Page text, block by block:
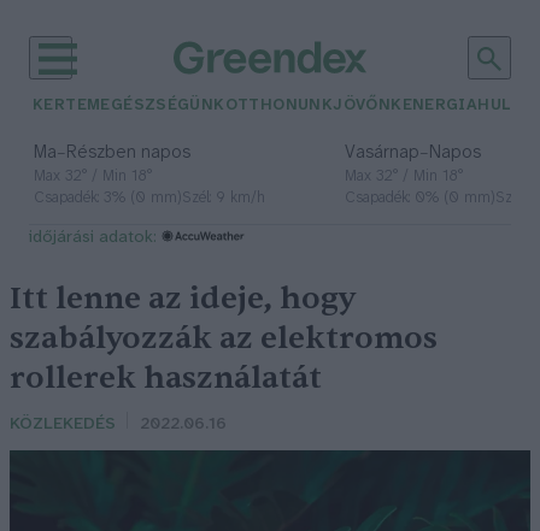
KERTEM EGÉSZSÉGÜNK OTTHONUNKJÖVŐNK ENERGIA
Ma– Részben napos
Max 32° / Min 18°
Csapadék: 3% (0 mm)Szél: 9 km/h
Vasárnap– Napos
Max 32° / Min 18°
Csapadék: 0% (0 mm)Szél:
időjárási adatok:
Itt lenne az ideje, hogy
szabályozzák az elektromos
rollerek használatát
KÖZLEKEDÉS 2022.06.16